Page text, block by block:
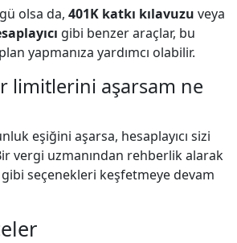
olsa da, 401K katkı kılavuzu veya
gibi benzer araçlar, bu
yapmanıza yardımcı olabilir.
limitlerini aşarsam ne
eşiğini aşarsa, hesaplayıcı sizi
vergi uzmanından rehberlik alarak
gibi seçenekleri keşfetmeye devam